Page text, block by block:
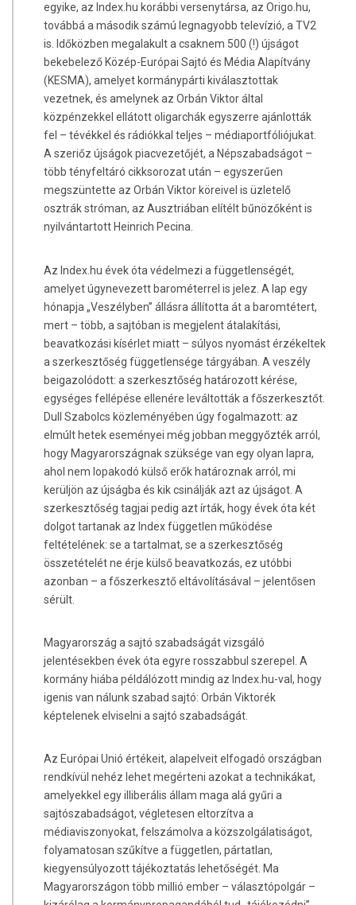
egyike, az Index.hu korábbi versenytársa, az Origo.hu,
továbbá a második számú legnagyobb televízió, a TV2
is. Időközben megalakult a csaknem 500 (!) újságot
bekebelező Közép-Európai Sajtó és Média Alapítvány
(KESMA), amelyet kormánypárti kiválasztottak
vezetnek, és amelynek az Orbán Viktor által
közpénzekkel ellátott oligarchák egyszerre ajánlották
fel – tévékkel és rádiókkal teljes – médiaportfóliójukat.
A szeriőz újságok piacvezetőjét, a Népszabadságot –
több tényfeltáró cikksorozat után – egyszerűen
megszüntette az Orbán Viktor köreivel is üzletelő
osztrák stróman, az Ausztriában elítélt bűnözőként is
nyilvántartott Heinrich Pecina.
Az Index.hu évek óta védelmezi a függetlenségét,
amelyet úgynevezett barométerrel is jelez. A lap egy
hónapja „Veszélyben” állásra állította át a baromtétert,
mert – több, a sajtóban is megjelent átalakítási,
beavatkozási kísérlet miatt – súlyos nyomást érzékeltek
a szerkesztőség függetlensége tárgyában. A veszély
beigazolódott: a szerkesztőség határozott kérése,
egységes fellépése ellenére leváltották a főszerkesztőt.
Dull Szabolcs közleményében úgy fogalmazott: az
elmúlt hetek eseményei még jobban meggyőzték arról,
hogy Magyarországnak szüksége van egy olyan lapra,
ahol nem lopakodó külső erők határoznak arról, mi
kerüljön az újságba és kik csinálják azt az újságot. A
szerkesztőség tagjai pedig azt írták, hogy évek óta két
dolgot tartanak az Index független működése
feltételének: se a tartalmat, se a szerkesztőség
összetételét ne érje külső beavatkozás, ez utóbbi
azonban – a főszerkesztő eltávolításával – jelentősen
sérült.
Magyarország a sajtó szabadságát vizsgáló
jelentésekben évek óta egyre rosszabbul szerepel. A
kormány hiába példálózott mindig az Index.hu-val, hogy
igenis van nálunk szabad sajtó: Orbán Viktorék
képtelenek elviselni a sajtó szabadságát.
Az Európai Unió értékeit, alapelveit elfogadó országban
rendkívül nehéz lehet megérteni azokat a technikákat,
amelyekkel egy illiberális állam maga alá gyűri a
sajtószabadságot, végletesen eltorzítva a
médiaviszonyokat, felszámolva a közszolgálatiságot,
folyamatosan szűkítve a független, pártatlan,
kiegyensúlyozott tájékoztatás lehetőségét. Ma
Magyarországon több millió ember – választópolgár –